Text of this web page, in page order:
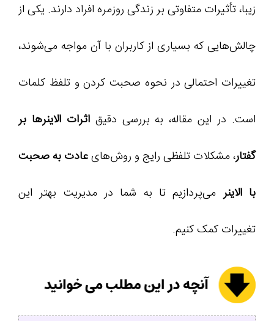
زیبا، تأثیرات متفاوتی بر زندگی روزمره افراد دارند. یکی از
چالش‌هایی که بسیاری از کاربران با آن مواجه می‌شوند،
تغییرات احتمالی در نحوه صحبت کردن و تلفظ کلمات
است. در این مقاله، به بررسی دقیقاثرات الاینرها بر
گفتار، مشکلات تلفظی رایج و روش‌هایعادت به صحبت
با الاینر می‌پردازیم تا به شما در مدیریت بهتر این
تغییرات کمک کنیم.